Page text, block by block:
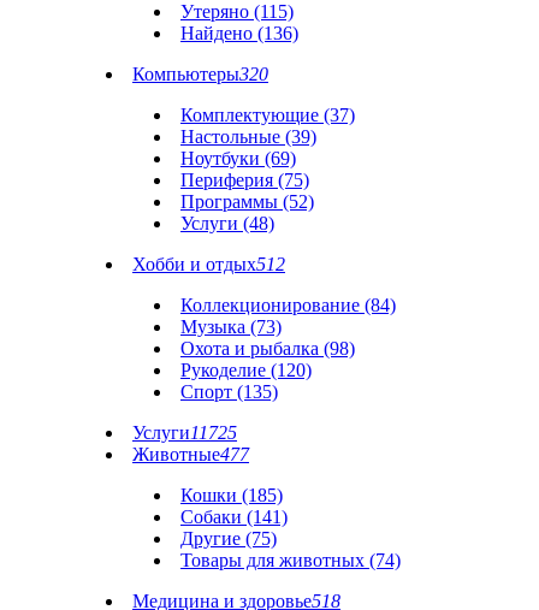
Утеряно (115)
Найдено (136)
Компьютеры320
Комплектующие (37)
Настольные (39)
Ноутбуки (69)
Периферия (75)
Программы (52)
Услуги (48)
Хобби и отдых512
Коллекционирование (84)
Музыка (73)
Охота и рыбалка (98)
Рукоделие (120)
Спорт (135)
Услуги11725
Животные477
Кошки (185)
Собаки (141)
Другие (75)
Товары для животных (74)
Медицина и здоровье518